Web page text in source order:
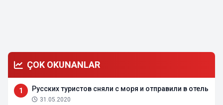
ÇOK OKUNANLAR
1 Русских туристов сняли с моря и отправили в отель
31.05.2020